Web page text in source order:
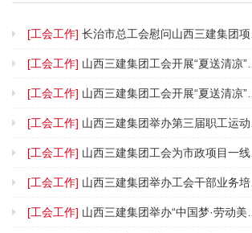
[工会工作] 长治市总工会慰问山西三建集团项目一线建设者
[工会工作] 山西三建集团工会开展“夏送清凉”慰问暨劳动保护督导活动
[工会工作] 山西三建集团工会开展“夏送清凉”慰问暨劳动保护督导活动
[工会工作] 山西三建集团举办第三届职工运动会棋牌类比赛
[工会工作] 山西三建集团工会为市政项目一线配备55辆通勤自行车
[工会工作] 山西三建集团举办工会干部业务培训暨团建活动
[工会工作] 山西三建集团举办“中国梦·劳动美——我是三建人·最美女工”风采展示活动